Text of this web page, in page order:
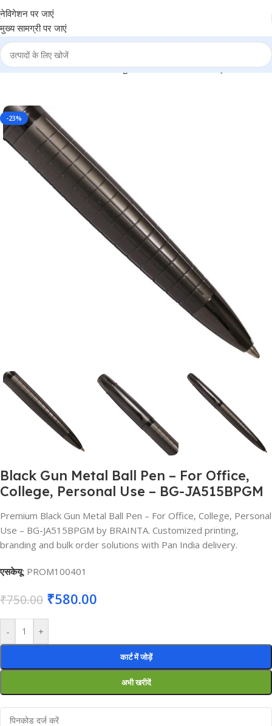
नेविगेशन पर जाएं
मुख्य सामग्री पर जाएं
Ball Pen – For Office, College, Personal Use – BG-JA515BPGM
-23%
Black Gun Metal Ball Pen – For Office,
College, Personal Use – BG-JA515BPGM
Premium Black Gun Metal Ball Pen – For Office, College, Personal
Use – BG-JA515BPGM by BRAINTA. Customized printing,
branding and bulk order solutions with Pan India delivery.
एसकेयू: PROM100401
₹750.00 ₹580.00
- +
कार्ट में जोड़ें
अभी खरीदें